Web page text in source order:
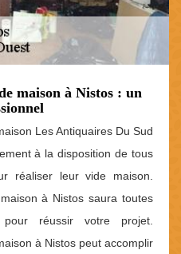
maison à Nistos : un
Les Antiquaires Du Sud
à la disposition de tous
réaliser leur vide maison.
à Nistos saura toutes
réussir votre projet.
à Nistos peut accomplir